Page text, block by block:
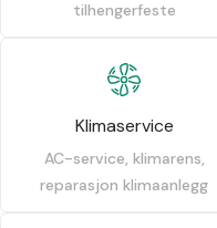
tilhengerfeste
Klimaservice
AC-service, klimarens,
reparasjon klimaanlegg